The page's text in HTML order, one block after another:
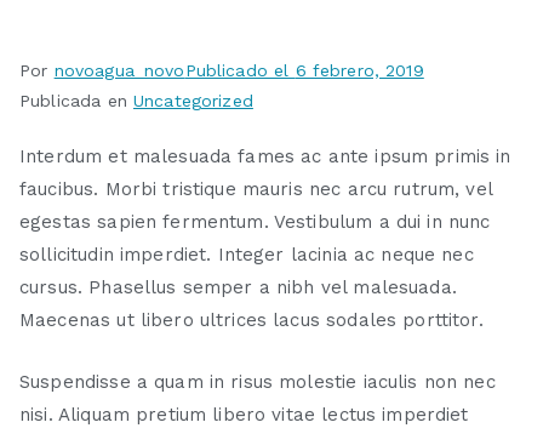
Por novoagua_novoPublicado el 6 febrero, 2019
Publicada en Uncategorized
Interdum et malesuada fames ac ante ipsum primis in
faucibus. Morbi tristique mauris nec arcu rutrum, vel
egestas sapien fermentum. Vestibulum a dui in nunc
sollicitudin imperdiet. Integer lacinia ac neque nec
cursus. Phasellus semper a nibh vel malesuada.
Maecenas ut libero ultrices lacus sodales porttitor.
Suspendisse a quam in risus molestie iaculis non nec
nisi. Aliquam pretium libero vitae lectus imperdiet